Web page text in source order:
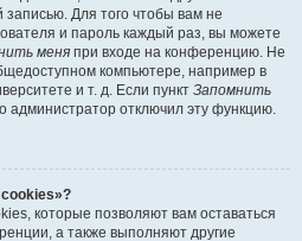
записью. Для того чтобы вам не
и пароль каждый раз, вы можете
меня при входе на конференцию. Не
компьютере, например в
и т. д. Если пункт Запомнить
администратор отключил эту функцию.
которые позволяют вам оставаться
а также выполняют другие